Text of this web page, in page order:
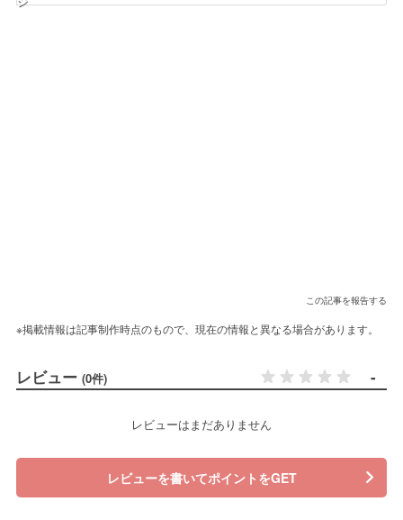
この記事を報告する
※掲載情報は記事制作時点のもので、現在の情報と異なる場合があります。
レビュー (0件) -
レビューはまだありません
レビューを書いてポイントをGET